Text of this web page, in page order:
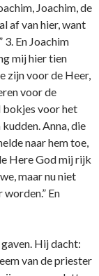
Joachim, de
af van hier, want
3. En Joachim
mij hier tien
zijn voor de Heer,
voor de
bokjes voor het
Anna, die
naar hem toe,
Here God mij rijk
maar nu niet
En
Hij dacht:
van de priester